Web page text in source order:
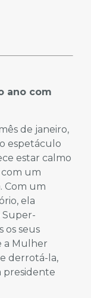
ano com
de janeiro,
espetáculo
estar calmo
com um
Com um
ela
Super-
os seus
a Mulher
derrotá-la,
presidente